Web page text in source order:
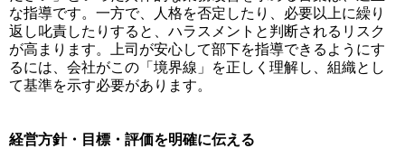
な指導です。一方で、人格を否定したり、必要以上に繰り
返し叱責したりすると、ハラスメントと判断されるリスク
が高まります。上司が安心して部下を指導できるようにす
るには、会社がこの「境界線」を正しく理解し、組織とし
て基準を示す必要があります。
経営方針・目標・評価を明確に伝える